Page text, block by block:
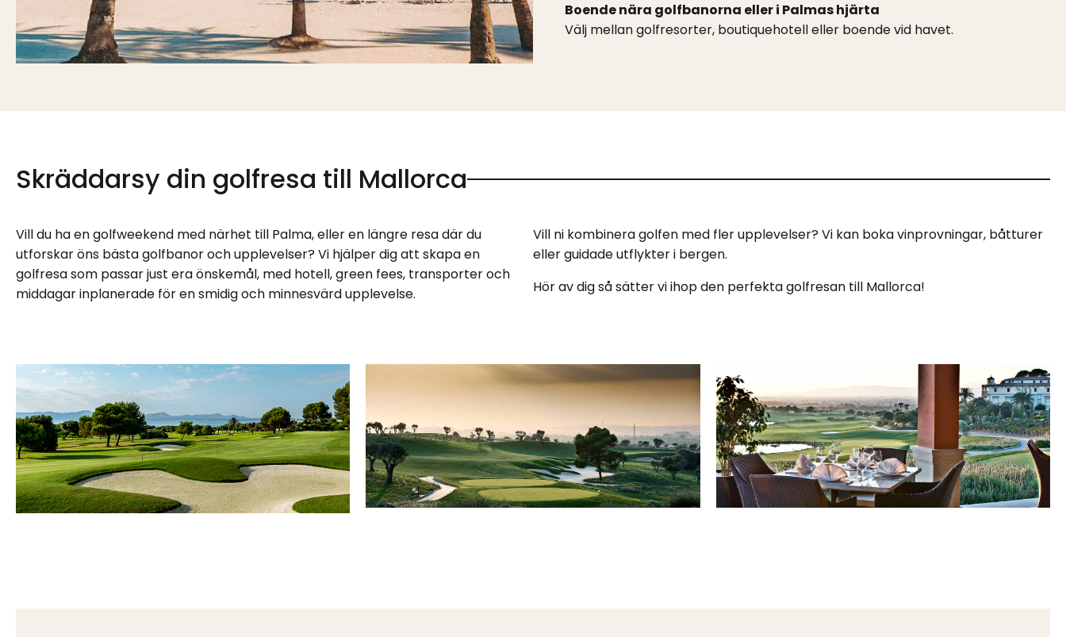
Boende nära golfbanorna eller i Palmas hjärta
Välj mellan golfresorter, boutiquehotell eller boende vid havet.
Skräddarsy din golfresa till Mallorca
Vill du ha en golfweekend med närhet till Palma, eller en längre resa där du
utforskar öns bästa golfbanor och upplevelser? Vi hjälper dig att skapa en
golfresa som passar just era önskemål, med hotell, green fees, transporter och
middagar inplanerade för en smidig och minnesvärd upplevelse.
Vill ni kombinera golfen med fler upplevelser? Vi kan boka vinprovningar, båtturer
eller guidade utflykter i bergen.
Hör av dig så sätter vi ihop den perfekta golfresan till Mallorca!